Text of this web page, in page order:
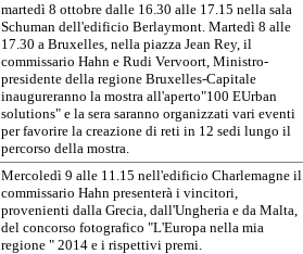
martedì 8 ottobre dalle 16.30 alle 17.15 nella sala
Schuman dell'edificio Berlaymont. Martedì 8 alle
17.30 a Bruxelles, nella piazza Jean Rey, il
commissario Hahn e Rudi Vervoort, Ministro-
presidente della regione Bruxelles-Capitale
inaugureranno la mostra all'aperto"100 EUrban
solutions" e la sera saranno organizzati vari eventi
per favorire la creazione di reti in 12 sedi lungo il
percorso della mostra.
Mercoledì 9 alle 11.15 nell'edificio Charlemagne il
commissario Hahn presenterà i vincitori,
provenienti dalla Grecia, dall'Ungheria e da Malta,
del concorso fotografico "L'Europa nella mia
regione " 2014 e i rispettivi premi.